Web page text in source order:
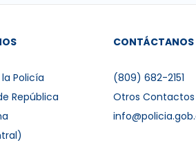
Policía
República
CONTÁCTANOS
(809) 682-2151
Otros Contactos